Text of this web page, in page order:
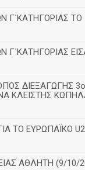
Γ΄ΚΑΤΗΓΟΡΙΑΣ
ΔΙΕΞΑΓΩΓΗΣ
ΚΛΕΙΣΤΗΣ
ΤΟ ΕΥΡΩΠΑΪΚΟ
ΑΘΛΗΤΗ (9/10/